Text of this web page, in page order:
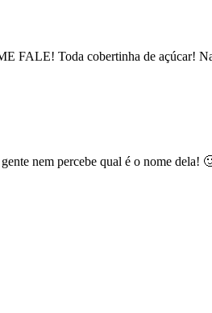
FALE! Toda cobertinha de açúcar!
nem percebe qual é o nome dela!